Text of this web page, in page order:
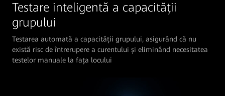
Testare inteligentă a capacității
grupului
Testarea automată a capacității grupului, asigurând că nu
există risc de întrerupere a curentului și eliminând necesitatea
testelor manuale la fața locului